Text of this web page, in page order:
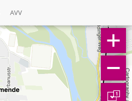
AVV
1